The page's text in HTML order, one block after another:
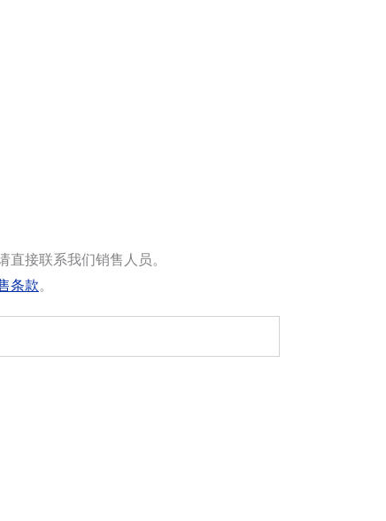
接联系我们销售人员。
条款。